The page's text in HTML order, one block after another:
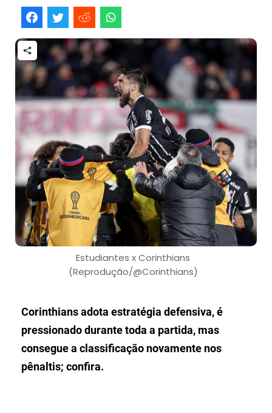
Estudiantes x Corinthians
(Reprodução/@Corinthians)
Corinthians adota estratégia defensiva, é
pressionado durante toda a partida, mas
consegue a classificação novamente nos
pênaltis; confira.